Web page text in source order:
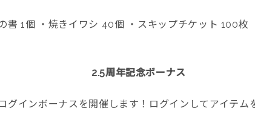
書 1個 ・焼きイワシ 40個 ・スキップチケット 100
2.5周年記念ボーナス
グインボーナスを開催します！ログインしてアイテム